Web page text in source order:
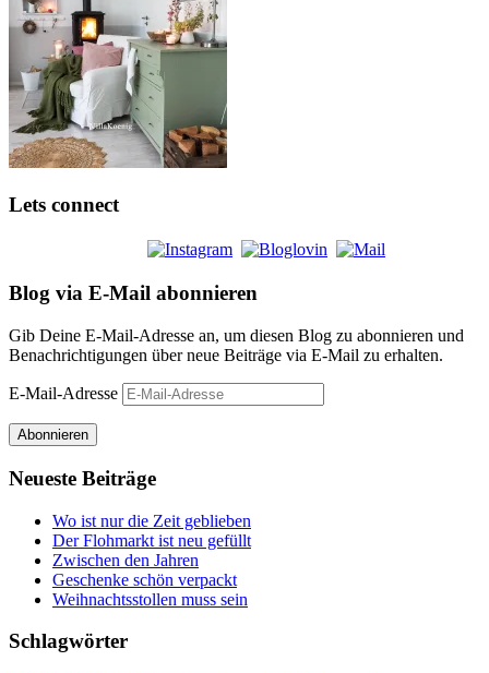
Lets connect
Blog via E-Mail abonnieren
Gib Deine E-Mail-Adresse an, um diesen Blog zu abonnieren und
Benachrichtigungen über neue Beiträge via E-Mail zu erhalten.
E-Mail-Adresse
Abonnieren
Neueste Beiträge
Wo ist nur die Zeit geblieben
Der Flohmarkt ist neu gefüllt
Zwischen den Jahren
Geschenke schön verpackt
Weihnachtsstollen muss sein
Schlagwörter